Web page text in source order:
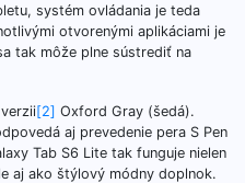
systém ovládania je teda
otvorenými aplikáciami je
tak môže plne sústrediť na
[2] Oxford Gray (šedá).
aj prevedenie pera S Pen
Tab S6 Lite tak funguje nielen
aj ako štýlový módny doplnok.